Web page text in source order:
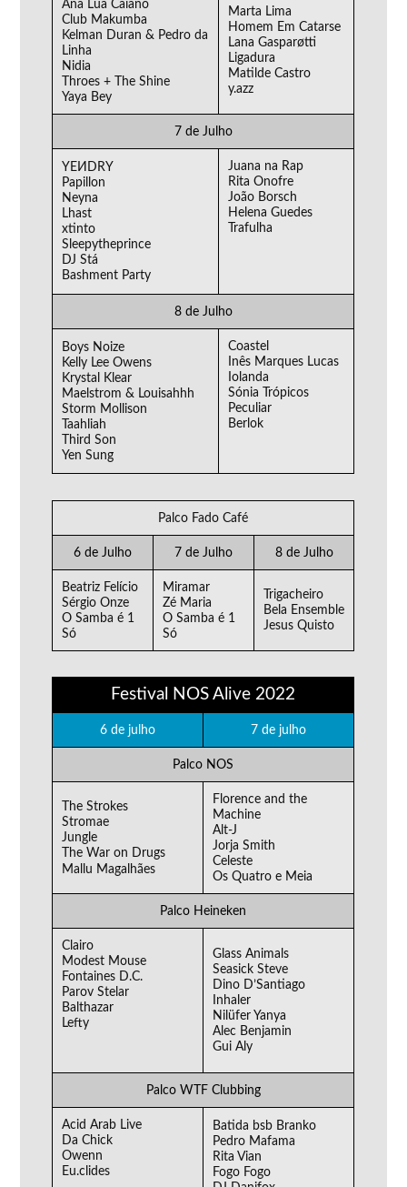
Ana Lua Caiano
Club Makumba
Kelman Duran & Pedro da
Linha
Nidia
Throes + The Shine
Yaya Bey
Marta Lima
Homem Em Catarse
Lana Gasparøtti
Ligadura
Matilde Castro
y.azz
7 de Julho
YEИDRY
Papillon
Neyna
Lhast
xtinto
Sleepytheprince
DJ Stá
Bashment Party
Juana na Rap
Rita Onofre
João Borsch
Helena Guedes
Trafulha
8 de Julho
Boys Noize
Kelly Lee Owens
Krystal Klear
Maelstrom & Louisahhh
Storm Mollison
Taahliah
Third Son
Yen Sung
Coastel
Inês Marques Lucas
Iolanda
Sónia Trópicos
Peculiar
Berlok
Palco Fado Café
6 de Julho 7 de Julho 8 de Julho
Beatriz Felício
Sérgio Onze
O Samba é 1
Só
Miramar
Zé Maria
O Samba é 1
Só
Trigacheiro
Bela Ensemble
Jesus Quisto
Festival NOS Alive 2022
6 de julho 7 de julho
Palco NOS
The Strokes
Stromae
Jungle
The War on Drugs
Mallu Magalhães
Florence and the
Machine
Alt-J
Jorja Smith
Celeste
Os Quatro e Meia
Palco Heineken
Clairo
Modest Mouse
Fontaines D.C.
Parov Stelar
Balthazar
Lefty
Glass Animals
Seasick Steve
Dino D’Santiago
Inhaler
Nilüfer Yanya
Alec Benjamin
Gui Aly
Palco WTF Clubbing
Acid Arab Live
Da Chick
Owenn
Eu.clides
Batida bsb Branko
Pedro Mafama
Rita Vian
Fogo Fogo